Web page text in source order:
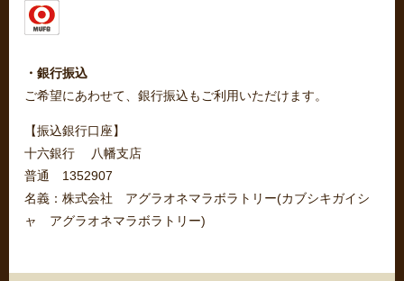
・銀行振込
ご希望にあわせて、銀行振込もご利用いただけます。
【振込銀行口座】
十六銀行 八幡支店
普通 1352907
名義：株式会社 アグラオネマラボラトリー(カブシキガイシ
ャ アグラオネマラボラトリー)